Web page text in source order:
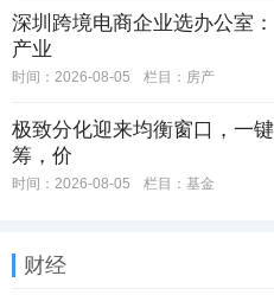
深圳跨境电商企业选办公室
产业
时间：2026-08-05 栏目： 房产
极致分化迎来均衡窗口，一
筹，价
时间：2026-08-05 栏目： 基金
财经